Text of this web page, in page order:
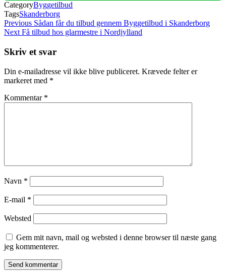
CategoryByggetilbud
TagsSkanderborg
Indlægsnavigation
Previous
Post
Previous Sådan får du tilbud gennem Byggetilbud i Skanderborg
Next
Next Få tilbud hos glarmestre i Nordjylland
Skriv et svar
Din e-mailadresse vil ikke blive publiceret. Krævede felter er
markeret med *
Kommentar *
Navn *
E-mail *
Websted
Gem mit navn, mail og websted i denne browser til næste gang
jeg kommenterer.